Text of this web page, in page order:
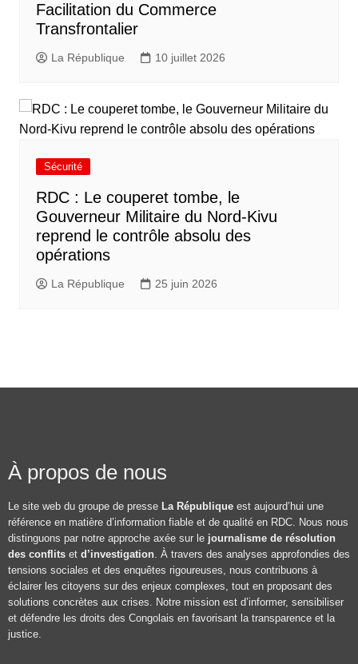
Facilitation du Commerce
Transfrontalier
La République 10 juillet 2026
Sécurité
RDC : Le couperet tombe, le
Gouverneur Militaire du Nord-Kivu
reprend le contrôle absolu des
opérations
La République 25 juin 2026
À propos de nous
Le site web du groupe de presse La République est aujourd’hui une
référence en matière d’information fiable et de qualité en RDC. Nous nous
distinguons par notre approche axée sur le journalisme de résolution
des conflits et d’investigation. À travers des analyses approfondies des
tensions sociales et des enquêtes rigoureuses, nous contribuons à
éclairer les citoyens sur des enjeux complexes, tout en proposant des
solutions concrètes aux crises. Notre mission est d’informer, sensibiliser
et défendre les droits des Congolais en favorisant la transparence et la
justice.